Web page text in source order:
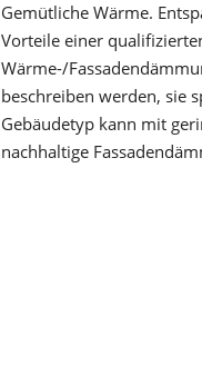
Gemütliche Wärme.
Vorteile einer
Wärme-/
beschreiben werden, sie
Gebäudetyp kann mit
nachhaltige